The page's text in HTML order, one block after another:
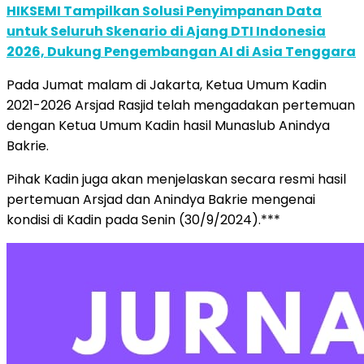
HIKSEMI Tampilkan Solusi Penyimpanan Data
untuk Seluruh Skenario di Ajang DTI Indonesia
2026, Dukung Pengembangan AI di Asia Tenggara
Pada Jumat malam di Jakarta, Ketua Umum Kadin
2021-2026 Arsjad Rasjid telah mengadakan pertemuan
dengan Ketua Umum Kadin hasil Munaslub Anindya
Bakrie.
Pihak Kadin juga akan menjelaskan secara resmi hasil
pertemuan Arsjad dan Anindya Bakrie mengenai
kondisi di Kadin pada Senin (30/9/2024).***